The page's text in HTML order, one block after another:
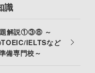
識
題解説①③⑧ ～
IELTSなど
備専門校～